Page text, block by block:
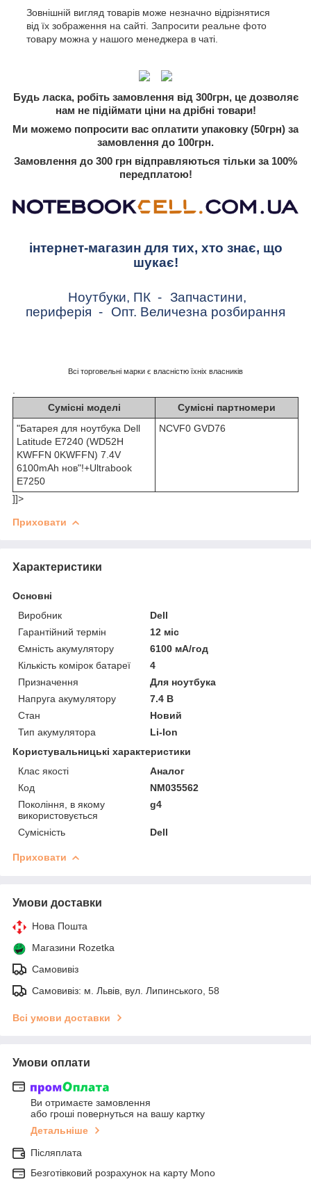
Зовнішній вигляд товарів може незначно відрізнятися
від їх зображення на сайті. Запросити реальне фото
товару можна у нашого менеджера в чаті.
Будь ласка, робіть замовлення від 300грн, це дозволяє
нам не підіймати ціни на дрібні товари!
Ми можемо попросити вас оплатити упаковку (50грн) за
замовлення до 100грн.
Замовлення до 300 грн відправляються тільки за 100%
передплатою!
інтернет-магазин для тих, хто знає, що
шукає!
Ноутбуки, ПК - Запчастини,
периферія - Опт. Величезна розбирання
Всі торговельні марки є власністю їхніх власників
Сумісні моделі
Сумісні партномери
"Батарея для ноутбука Dell
Latitude E7240 (WD52H
KWFFN 0KWFFN) 7.4V
6100mAh нов"!+Ultrabook
E7250
NCVF0 GVD76
]]>
Приховати
Характеристики
Основні
Виробник
Dell
Гарантійний термін
12 міс
Ємність акумулятору
6100 мА/год
Кількість комірок батареї
4
Призначення
Для ноутбука
Напруга акумулятору
7.4 В
Стан
Новий
Тип акумулятора
Li-Ion
Користувальницькі характеристики
Клас якості
Аналог
Код
NM035562
Покоління, в якому
використовується
g4
Сумісність Dell
Приховати
Умови доставки
Нова Пошта
Магазини Rozetka
Самовивіз
Самовивіз: м. Львів, вул. Липинського, 58
Всі умови доставки
Умови оплати
Ви отримаєте замовлення
або гроші повернуться на вашу картку
Детальніше
Післяплата
Безготівковий розрахунок на карту Mono